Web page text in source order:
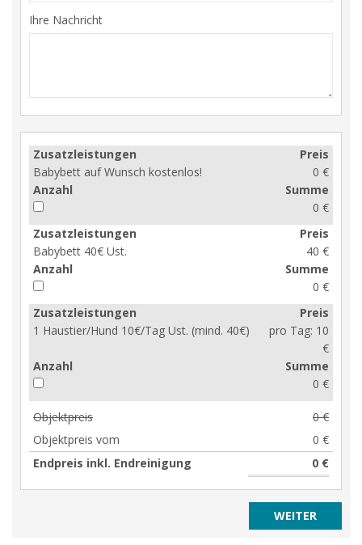
Ihre Nachricht
Zusatzleistungen
Babybett auf Wunsch kostenlos!
Preis
0 €
Anzahl
Summe
0 €
Zusatzleistungen
Babybett 40€ Ust.
Preis
40 €
Anzahl
Summe
0 €
Zusatzleistungen
1 Haustier/Hund 10€/Tag Ust. (mind. 40€)
Preis
pro Tag: 10
€
Anzahl
Summe
0 €
Objektpreis
0 €
Objektpreis vom
0 €
Endpreis inkl. Endreinigung
0 €